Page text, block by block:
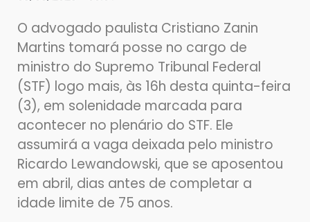
O advogado paulista Cristiano Zanin
Martins tomará posse no cargo de
ministro do Supremo Tribunal Federal
(STF) logo mais, às 16h desta quinta-feira
(3), em solenidade marcada para
acontecer no plenário do STF. Ele
assumirá a vaga deixada pelo ministro
Ricardo Lewandowski, que se aposentou
em abril, dias antes de completar a
idade limite de 75 anos.